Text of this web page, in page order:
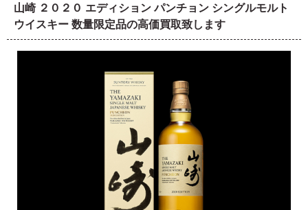
山崎 ２０２０ エディション パンチョン シングルモルト
ウイスキー 数量限定品の高価買取致します